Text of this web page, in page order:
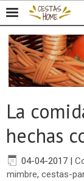
La
hechas
04-04-2017 |
mimbre, cestas-